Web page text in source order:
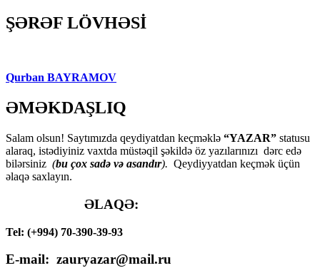
ŞƏRƏF LÖVHƏSİ
Qurban BAYRAMOV
ƏMƏKDAŞLIQ
Salam olsun! Saytımızda qeydiyatdan keçməklə “YAZAR” statusu
alaraq, istədiyiniz vaxtda müstəqil şəkildə öz yazılarınızı dərc edə
bilərsiniz (bu çox sadə və asandır). Qeydiyyatdan keçmək üçün
əlaqə saxlayın.
ƏLAQƏ:
Tel: (+994) 70-390-39-93
E-mail: zauryazar@mail.ru